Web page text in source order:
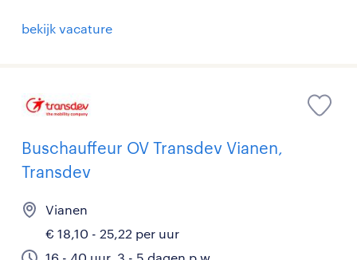
bekijk vacature
Buschauffeur OV Transdev Vianen,
Transdev
Vianen
€ 18,10 - 25,22 per uur